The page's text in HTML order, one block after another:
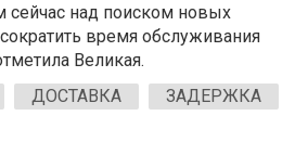
сейчас над поиском новых
время обслуживания
Великая.
ДОСТАВКА
ЗАДЕРЖКА